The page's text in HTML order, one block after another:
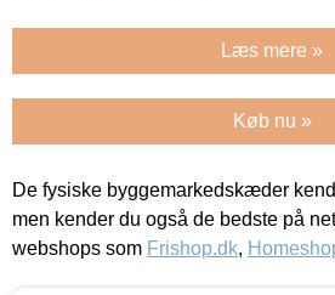
Læs mere »
Køb nu »
De fysiske byggemarkedskæder
men kender du også de bedste på
webshops som Frishop.dk,